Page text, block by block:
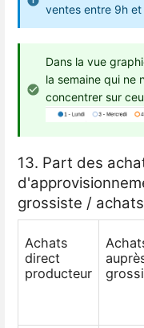
ventes entre 9h
Dans la vue
la semaine qui ne
concentrer sur
13. Part des
grossiste /
Achats
direct
producteur